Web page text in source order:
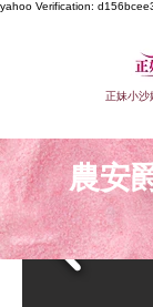
yahoo Verification:
正妹小
農安